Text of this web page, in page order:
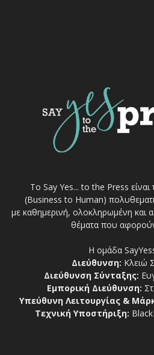
Το Say Yes... to the Press
(Business to Human)
με καθημερινή, ολοκληρωμένη και
θέματα που
Η ομάδα
Διεύθυνση: Κλειώ
Διεύθυνση Σύνταξης:
Εμπορική Διεύθυνση:
Υπεύθυνη Λειτουργίας &
Τεχνική Υποστήριξη: